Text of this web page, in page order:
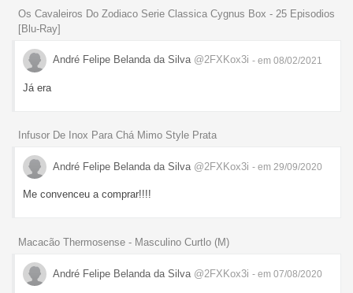
Os Cavaleiros Do Zodiaco Serie Classica Cygnus Box - 25 Episodios
[Blu-Ray]
André Felipe Belanda da Silva @2FXKox3i - em 08/02/2021
Já era
Infusor De Inox Para Chá Mimo Style Prata
André Felipe Belanda da Silva @2FXKox3i - em 29/09/2020
Me convenceu a comprar!!!!
Macacão Thermosense - Masculino Curtlo (M)
André Felipe Belanda da Silva @2FXKox3i - em 07/08/2020